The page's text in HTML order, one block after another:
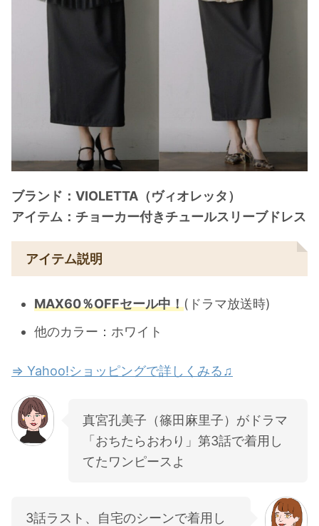
ブランド：VIOLETTA（ヴィオレッタ）
アイテム：チョーカー付きチュールスリーブドレス
アイテム説明
MAX60％OFFセール中！(ドラマ放送時)
他のカラー：ホワイト
⇒ Yahoo!ショッピングで詳しくみる♫
真宮孔美子（篠田麻里子）がドラマ
「おちたらおわり」第3話で着用し
てたワンピースよ
3話ラスト、自宅のシーンで着用し